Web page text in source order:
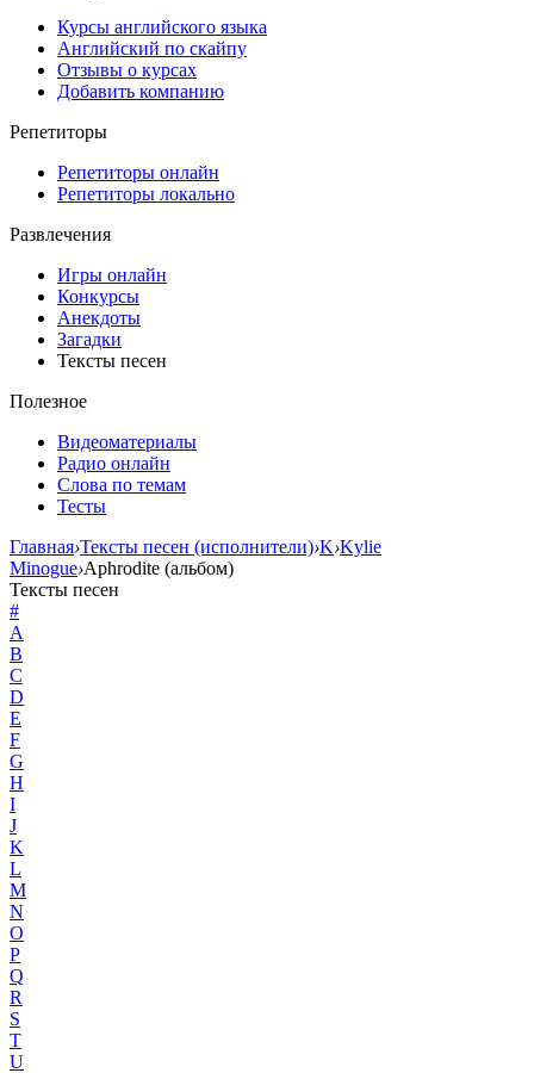
Курсы английского языка
Английский по скайпу
Отзывы о курсах
Добавить компанию
Репетиторы
Репетиторы онлайн
Репетиторы локально
Развлечения
Игры онлайн
Конкурсы
Анекдоты
Загадки
Тексты песен
Полезное
Видеоматериалы
Радио онлайн
Слова по темам
Тесты
Главная›Тексты песен (исполнители)›K›Kylie
Minogue›Aphrodite (альбом)
Тексты песен
#
A
B
C
D
E
F
G
H
I
J
K
L
M
N
O
P
Q
R
S
T
U